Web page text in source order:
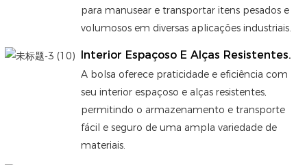
para manusear e transportar itens pesados ​​e
volumosos em diversas aplicações industriais.
Interior Espaçoso E Alças Resistentes.
A bolsa oferece praticidade e eficiência com
seu interior espaçoso e alças resistentes,
permitindo o armazenamento e transporte
fácil e seguro de uma ampla variedade de
materiais.